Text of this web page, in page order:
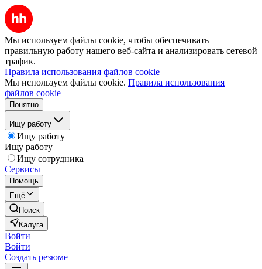
Мы используем файлы cookie, чтобы обеспечивать
правильную работу нашего веб-сайта и анализировать сетевой
трафик.
Правила использования файлов cookie
Мы используем файлы cookie. Правила использования
файлов cookie
Понятно
Ищу работу
Ищу работу
Ищу работу
Ищу сотрудника
Сервисы
Помощь
Ещё
Поиск
Калуга
Войти
Войти
Создать резюме